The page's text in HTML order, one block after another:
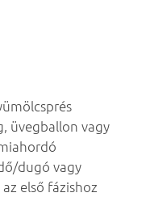
üvegballon vagy
dugó vagy
első fázishoz